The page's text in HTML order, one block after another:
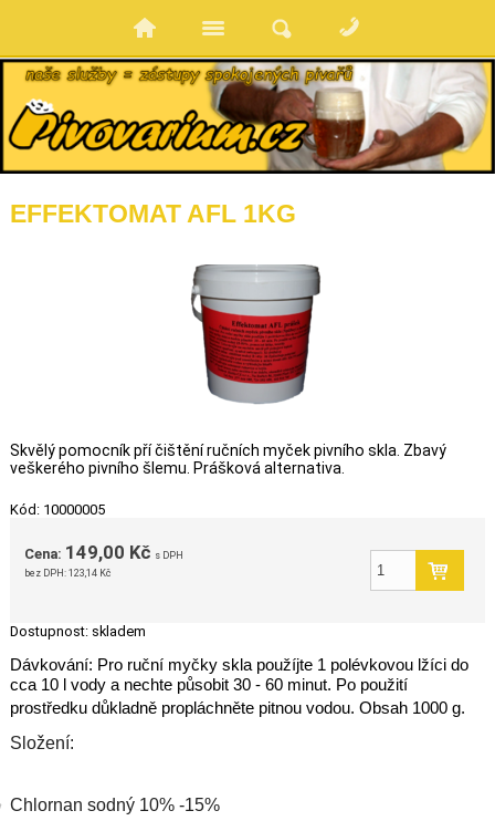
EFFEKTOMAT AFL 1KG
Skvělý pomocník pří čištění ručních myček pivního skla. Zbavý
veškerého pivního šlemu. Prášková alternativa.
Kód: 10000005
Cena: 149,00 Kč s DPH
bez DPH:123,14 Kč
Dostupnost: skladem
Dávkování: Pro ruční myčky skla použíjte 1 polévkovou lžíci do
cca 10 l vody a nechte působit 30 - 60 minut. Po použití
prostředku důkladně propláchněte pitnou vodou. Obsah 1000 g.
Složení:
Chlornan sodný 10% -15%